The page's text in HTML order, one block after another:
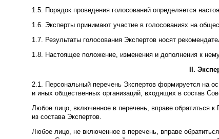
1.5. Порядок проведения голосований определяется
1.6. Эксперты принимают участие в голосованиях на
1.7. Результаты голосования Экспертов носят
1.8. Настоящее положение, изменения и дополнения к
.
2.1. Персональный перечень Экспертов формируется на
и иных общественных организаций, входящих в состав
Любое лицо, включенное в перечень, вправе обратиться
из состава Экспертов.
Любое лицо, не включенное в перечень, вправе